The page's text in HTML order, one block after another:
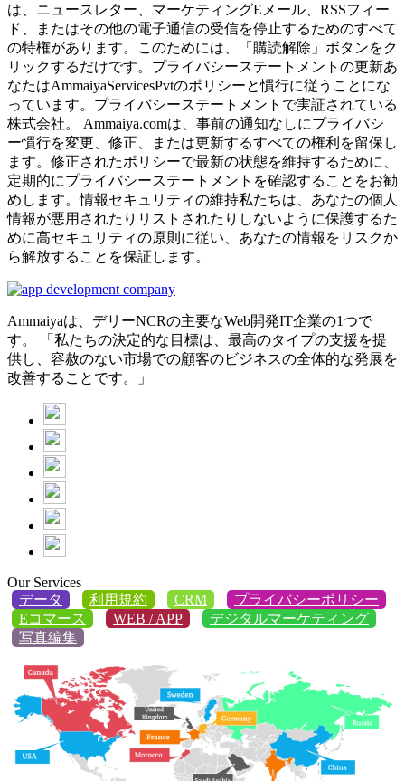
は、ニュースレター、マーケティングEメール、RSSフィー
ド、またはその他の電子通信の受信を停止するためのすべて
の特権があります。このためには、「購読解除」ボタンをク
リックするだけです。プライバシーステートメントの更新あ
なたはAmmaiyaServicesPvtのポリシーと慣行に従うことにな
っています。プライバシーステートメントで実証されている
株式会社。 Ammaiya.comは、事前の通知なしにプライバシ
ー慣行を変更、修正、または更新するすべての権利を留保し
ます。修正されたポリシーで最新の状態を維持するために、
定期的にプライバシーステートメントを確認することをお勧
めします。情報セキュリティの維持私たちは、あなたの個人
情報が悪用されたりリストされたりしないように保護するた
めに高セキュリティの原則に従い、あなたの情報をリスクか
ら解放することを保証します。
Ammaiyaは、デリーNCRの主要なWeb開発IT企業の1つで
す。 「私たちの決定的な目標は、最高のタイプの支援を提
供し、容赦のない市場での顧客のビジネスの全体的な発展を
改善することです。」
Our Services
データ
利用規約 CRM
プライバシーポリシー
Eコマース
WEB / APP
デジタルマーケティング
写真編集